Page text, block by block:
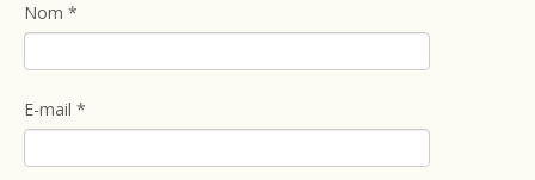
Nom *
E-mail *